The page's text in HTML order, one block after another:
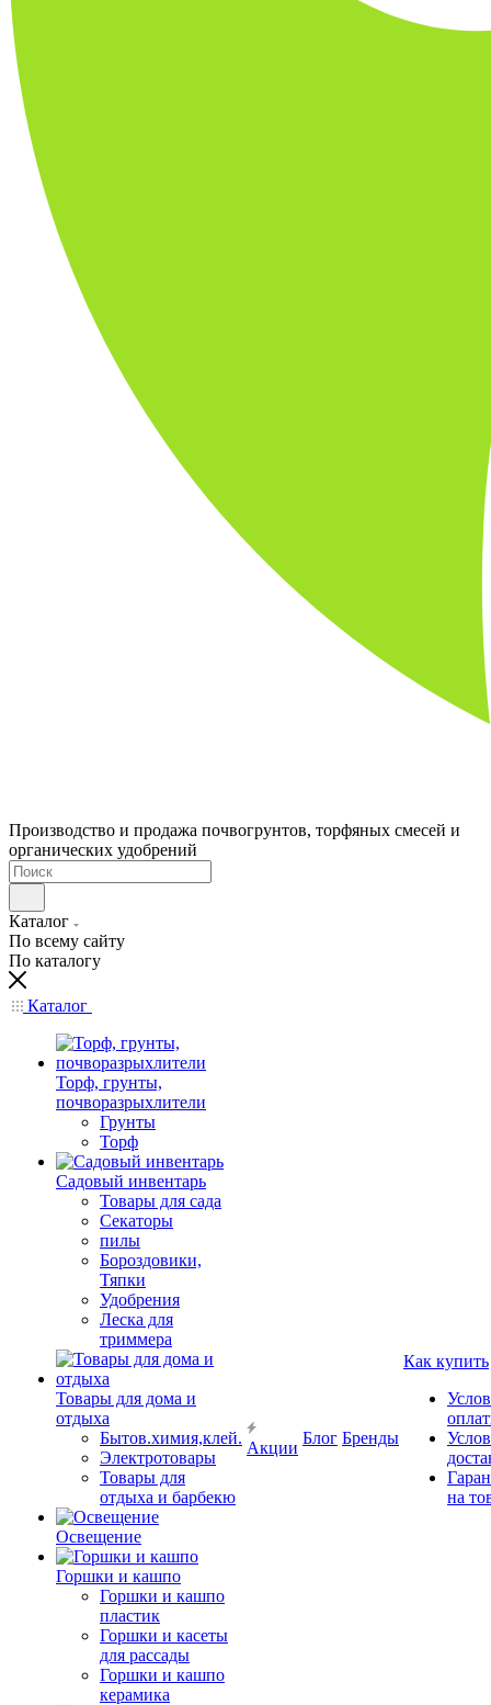
Производство и продажа почвогрунтов, торфяных смесей и
органических удобрений
Каталог
По всему сайту
По каталогу
Каталог
Торф, грунты,
почворазрыхлители
Грунты
Торф
Садовый инвентарь
Товары для сада
Секаторы
пилы
Бороздовики,
Тяпки
Удобрения
Леска для
триммера
Товары для дома и
отдыха
Бытов.химия,клей.
Электротовары
Товары для
отдыха и барбекю
Освещение
Горшки и кашпо
Горшки и кашпо
пластик
Горшки и касеты
для рассады
Горшки и кашпо
керамика
Акции
Блог Бренды
Как купить
на